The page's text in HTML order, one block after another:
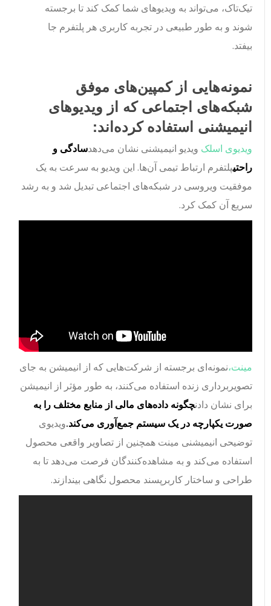
تیک‌تاک، می‌تواند به ویدیوهای شما کمک کند تا برجسته
شوند و به طور طبیعی در تجربه کاربری هر پلتفرم جا
بیفتد.
نمونه‌هایی از کمپین‌های موفق
شبکه‌های اجتماعی که از ویدیوهای
انیمیشنی استفاده کرده‌اند:
ویدیوی اسلکویدیو انیمیشنی نشان می‌دهدسادگی و
راحتیپلتفرم ارتباط تیمی آن‌ها. این ویدیو به سرعت به یک
موفقیت ویروسی در شبکه‌های اجتماعی تبدیل شد و به رشد
سریع آن کمک کرد.
مینت،نمونه‌ای برجسته از شرکت‌هایی که از انیمیشن به جای
تصویربرداری زنده استفاده می‌کنند، به طور مؤثر از انیمیشن
برای نشان دادنچگونه داده‌های مالی از منابع مختلف را به
صورت یکپارچه در یک سیستم جمع‌آوری می‌کند.ویدیوی
توضیحی انیمیشنی مینت همچنین از تصاویر واقعی محصول
استفاده می‌کند و به مشاهده‌کنندگان فرصت می‌دهد تا به
طراحی و ساختار کاربرپسند محصول نگاهی بیندازند.